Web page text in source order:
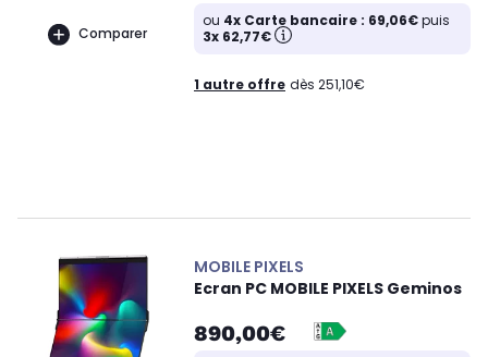
Comparer
ou 4x Carte bancaire : 69,06€puis
3x 62,77€
1 autre offre dès 251,10€
MOBILE PIXELS
Ecran PC MOBILE PIXELS Geminos
890,00€